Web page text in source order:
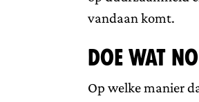
vandaan komt.
Doe wat
Op welke manier